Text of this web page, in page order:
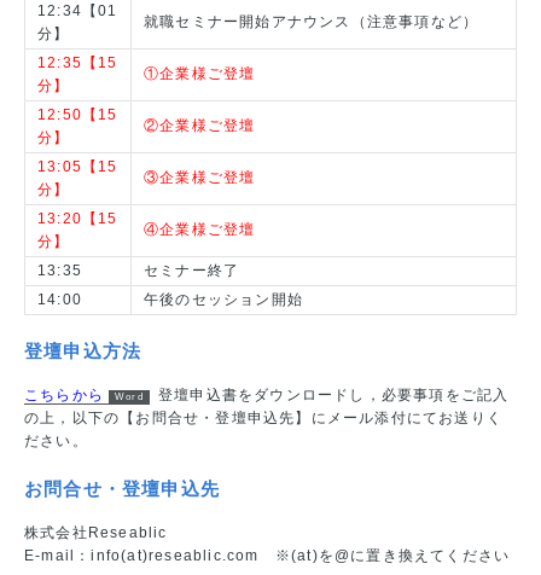
12:34【01
分】
就職セミナー開始アナウンス（注意事項など）
12:35【15
分】
①企業様ご登壇
12:50【15
分】
②企業様ご登壇
13:05【15
分】
③企業様ご登壇
13:20【15
分】
④企業様ご登壇
13:35
セミナー終了
14:00
午後のセッション開始
登壇申込方法
こちらから
登壇申込書をダウンロードし，必要事項をご記入
の上，以下の【お問合せ・登壇申込先】にメール添付にてお送りく
ださい。
お問合せ・登壇申込先
株式会社Reseablic
E-mail：info(at)reseablic.com ※(at)を@に置き換えてください